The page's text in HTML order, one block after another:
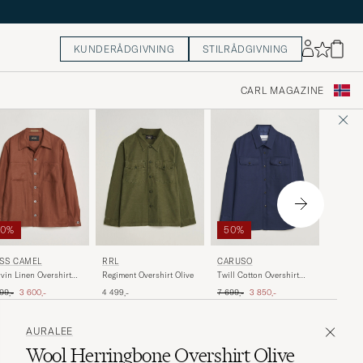
KUNDERÅDGIVNING STILRÅDGIVNING
CARL MAGAZINE
CAMEL
Linen Overshirt
pris
Nedsatt pris
3 600,-
RRL
Regiment Overshirt Olive
4 499,-
50%
CARUSO
Twill Cotton Overshirt
Ordinær pris
7 699,- Nedsatt pris
3 850,-
AURALEE
Wool Herringbone Overshirt Olive